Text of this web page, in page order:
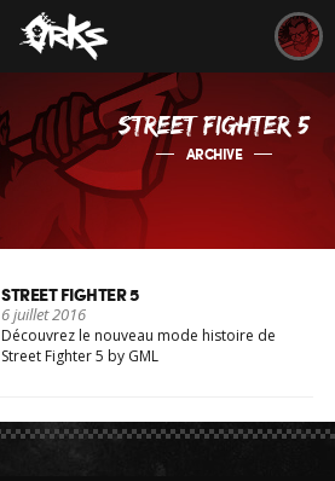
STREET FIGHTER 5
ARCHIVE
STREET FIGHTER 5
6 juillet 2016
Découvrez le nouveau mode histoire de
Street Fighter 5 by GML